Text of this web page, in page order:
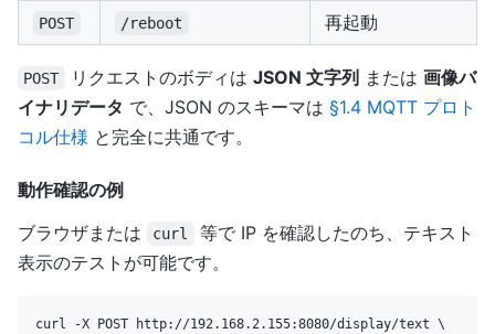
POST /reboot 再起動
POST リクエストのボディは JSON 文字列または 画像バ
イナリデータ で、JSON のスキーマは §1.4 MQTT プロト
コル仕様 と完全に共通です。
動作確認の例
ブラウザまたは
curl
等で IP を確認したのち、テキスト
表示のテストが可能です。
curl -X POST http://192.168.2.155:8080/display/text \